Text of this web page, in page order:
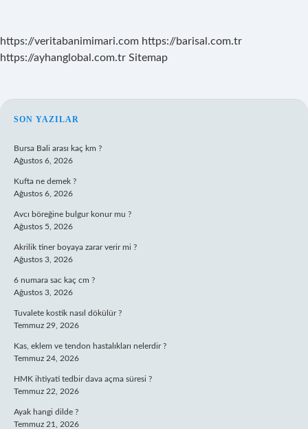
https://veritabanimimari.com https://barisal.com.tr
https://ayhanglobal.com.tr Sitemap
SIDEBAR
SON YAZILAR
Bursa Bali arası kaç km ?
Ağustos 6, 2026
Kufta ne demek ?
Ağustos 6, 2026
Avcı böreğine bulgur konur mu ?
Ağustos 5, 2026
Akrilik tiner boyaya zarar verir mi ?
Ağustos 3, 2026
6 numara sac kaç cm ?
Ağustos 3, 2026
Tuvalete kostik nasıl dökülür ?
Temmuz 29, 2026
Kas, eklem ve tendon hastalıkları nelerdir ?
Temmuz 24, 2026
HMK ihtiyati tedbir dava açma süresi ?
Temmuz 22, 2026
Ayak hangi dilde ?
Temmuz 21, 2026